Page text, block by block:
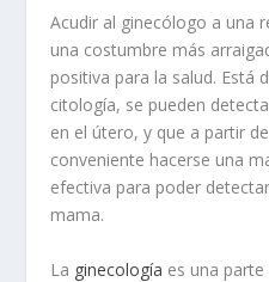
Acudir al ginecólogo a una
una costumbre más
positiva para la salud. Está
citología, se pueden
en el útero, y que a partir
conveniente hacerse una
efectiva para poder
mama.
La ginecología es una